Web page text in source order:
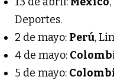
Deportes.
2 de mayo: Perú,
4 de mayo:
5 de mayo: